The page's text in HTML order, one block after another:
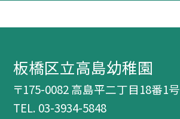
板橋区立高島幼稚園
〒175-0082 高島平二丁目18番1号
TEL. 03-3934-5848